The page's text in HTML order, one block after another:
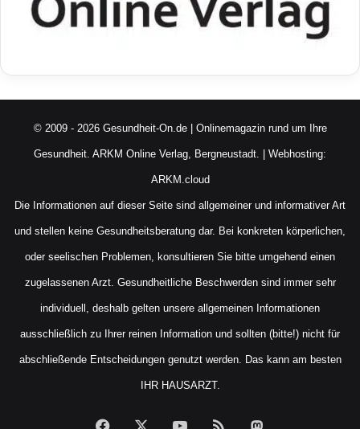
© 2009 - 2026 Gesundheit-On.de | Onlinemagazin rund um Ihre
Gesundheit. ARKM Online Verlag, Bergneustadt. | Webhosting:
ARKM.cloud
Die Informationen auf dieser Seite sind allgemeiner und informativer Art
und stellen keine Gesundheitsberatung dar. Bei konkreten körperlichen,
oder seelischen Problemen, konsultieren Sie bitte umgehend einen
zugelassenen Arzt. Gesundheitliche Beschwerden sind immer sehr
individuell, deshalb gelten unsere allgemeinen Informationen
ausschließlich zu Ihrer reinen Information und sollten (bitte!) nicht für
abschließende Entscheidungen genutzt werden. Das kann am besten
IHR HAUSARZT.
Facebook YouTubeRSS